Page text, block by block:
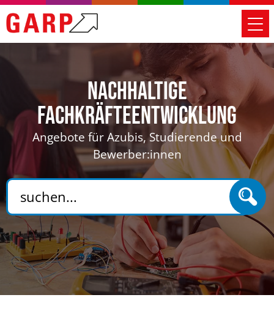
Nachhaltige
Fachkräfteentwicklung
Angebote für Azubis, Studierende und
Bewerber:innen